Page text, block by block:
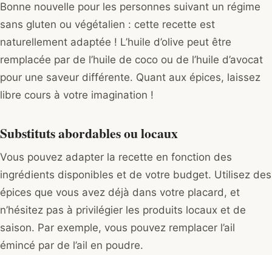
Bonne nouvelle pour les personnes suivant un régime
sans gluten ou végétalien : cette recette est
naturellement adaptée ! L’huile d’olive peut être
remplacée par de l’huile de coco ou de l’huile d’avocat
pour une saveur différente. Quant aux épices, laissez
libre cours à votre imagination !
Substituts abordables ou locaux
Vous pouvez adapter la recette en fonction des
ingrédients disponibles et de votre budget. Utilisez des
épices que vous avez déjà dans votre placard, et
n’hésitez pas à privilégier les produits locaux et de
saison. Par exemple, vous pouvez remplacer l’ail
émincé par de l’ail en poudre.